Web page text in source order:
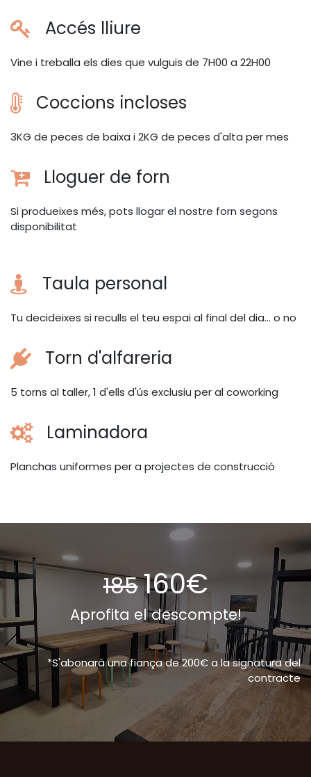
Accés lliure
Vine i treballa els dies que vulguis de 7H00 a 22H00
Coccions incloses
3KG de peces de baixa i 2KG de peces d'alta per mes
Lloguer de forn
Si produeixes més, pots llogar el nostre forn segons
disponibilitat
Taula personal
Tu decideixes si reculls el teu espai al final del dia... o no
Torn d'alfareria
5 torns al taller, 1 d'ells d'ús exclusiu per al coworking
Laminadora
Planchas uniformes per a projectes de construcció
185160€
Aprofita el descompte!
*S'abonarà una fiança de 200€ a la signatura del
contracte